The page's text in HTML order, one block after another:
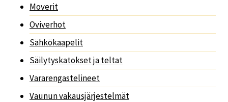
Moverit
Oviverhot
Sähkökaapelit
Säilytyskatokset ja teltat
Vararengastelineet
Vaunun vakausjärjestelmät